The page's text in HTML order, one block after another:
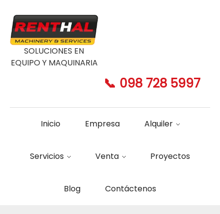
SOLUCIONES EN
EQUIPO Y MAQUINARIA
📞 098 728 5997
Inicio Empresa Alquiler
Servicios Venta Proyectos
Blog Contáctenos